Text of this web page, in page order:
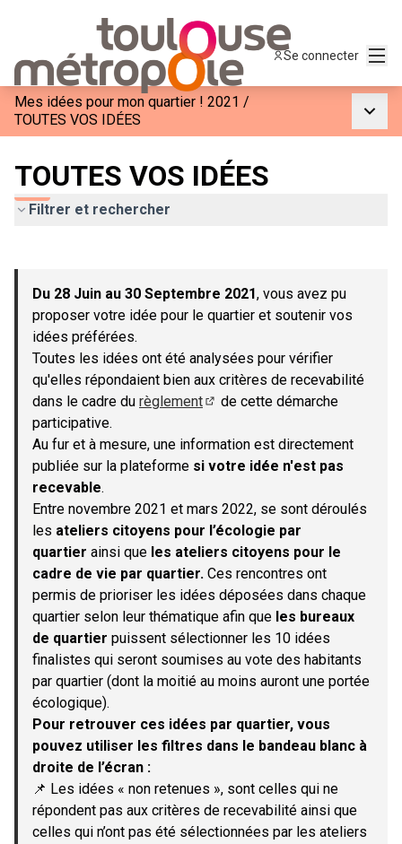
Se connecter
Mes idées pour mon quartier ! 2021 /
TOUTES VOS IDÉES
TOUTES VOS IDÉES
Filtrer et rechercher
−
Du 28 Juin au 30 Septembre 2021, vous avez pu
proposer votre idée pour le quartier et soutenir vos
idées préférées.
Toutes les idées ont été analysées pour vérifier
qu'elles répondaient bien aux critères de recevabilité
dans le cadre du règlement
de cette démarche
participative.
Au fur et à mesure, une information est directement
publiée sur la plateforme si votre idée n'est pas
recevable.
Entre novembre 2021 et mars 2022, se sont déroulés
les ateliers citoyens pour l’écologie par
quartier ainsi que les ateliers citoyens pour le
cadre de vie par quartier. Ces rencontres ont
permis de prioriser les idées déposées dans chaque
quartier selon leur thématique afin que les bureaux
de quartier puissent sélectionner les 10 idées
finalistes qui seront soumises au vote des habitants
par quartier (dont la moitié au moins auront une portée
écologique).
Pour retrouver ces idées par quartier, vous
pouvez utiliser les filtres dans le bandeau blanc à
droite de l’écran :
📌 Les idées « non retenues », sont celles qui ne
répondent pas aux critères de recevabilité ainsi que
celles qui n’ont pas été sélectionnées par les ateliers